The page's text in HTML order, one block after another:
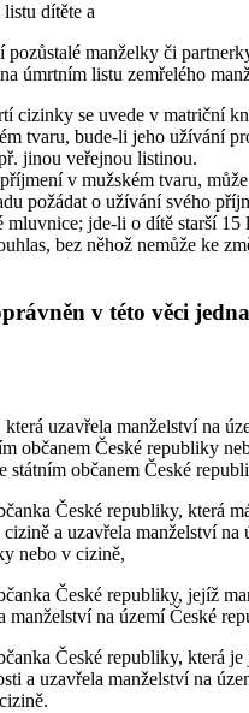
dítěte a
pozůstalé manželky či
úmrtním listu zemřelého
cizinky se uvede v matriční
tvaru, bude-li jeho užívání
jinou veřejnou listinou.
v mužském tvaru,
požádat o užívání svého
mluvnice; jde-li o dítě starší 15
bez něhož nemůže ke
v této věci
uzavřela manželství na
občanem České republiky
státním občanem České
České republiky, která
a uzavřela manželství na
nebo v cizině,
České republiky, jejíž
manželství na území České
České republiky, která je
a uzavřela manželství na